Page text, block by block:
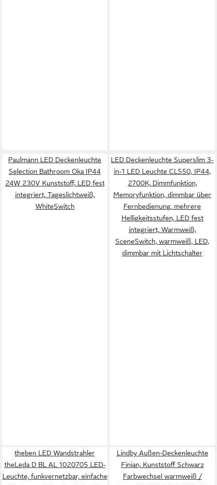
Paulmann LED Deckenleuchte
Selection Bathroom Oka IP44
24W 230V Kunststoff, LED fest
integriert, Tageslichtweiß,
WhiteSwitch
LED Deckenleuchte Superslim 3-
in-1 LED Leuchte CL550, IP44,
2700K, Dimmfunktion,
Memoryfunktion, dimmbar über
Fernbedienung, mehrere
Helligkeitsstufen, LED fest
integriert, Warmweiß,
SceneSwitch, warmweiß, LED,
dimmbar mit Lichtschalter
theben LED Wandstrahler
theLeda D BL AL 1020705 LED-
Leuchte, funkvernetzbar, einfache
Lindby Außen-Deckenleuchte
Finian, Kunststoff Schwarz
Farbwechsel warmweiß /